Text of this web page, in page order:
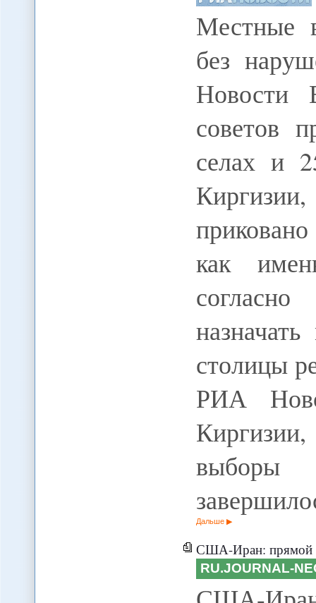
Местные
без
Новости
советов
селах и
как
столицы
РИА
Киргизии,
Дальше
США-Иран: прямой диалог
RU.JOURNAL-